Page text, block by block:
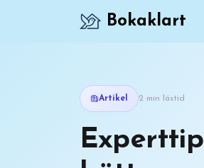
Bokaklart
Artikel 2 min lästid